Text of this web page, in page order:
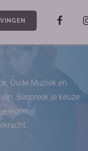
Oude Muziek en
Bespreek je keuze
eigen